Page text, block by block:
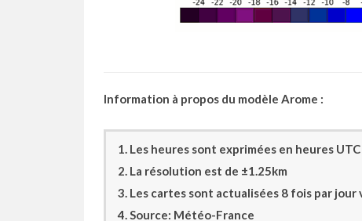
Information à propos du modèle Arome :
1. Les heures sont exprimées en heures
2. La résolution est de ±1.25km
3. Les cartes sont actualisées 8 fois par jour
4. Source: Météo-France